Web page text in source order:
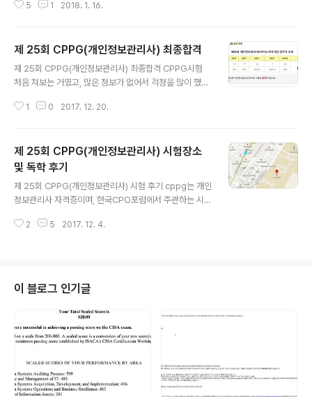
의 보안 전문가들에 의해 발견되었다.구글은 2017년 6월
를 취할 수 있도록 하기 위함이다. 이후 1월 3일 Project
Zero 블로그를 통해 해당 버그를 공개하였다.유형1 boun
ds check bypass (경계검사 우회) CVE-2017-575
-2017-5715 유형3 rogue data cache load (불량데
5 1 2018. 1. 16.
제 25회 CPPG(개인정보관리사) 최종합격
제 25회 CPPG(개인정보관리사) 최종합격 CPPG시험
처음 쳐보는 거였고, 많은 정보가 없어서 걱정을 많이 했지
의 위험이 있었지만 나머지 영역이 캐리해서 통과할 수 있
예측하기 힘든 시험이었습니다. 그래도 턱걸이지만 좋은
결과가 나와서 좋았습니다.CPPG를 준비하면서 개인정보
관련된 법을 알게되었고, 전체적인 흐름을 파악하는데 많
은 도움이 되었습니다.공부방법 및 자세한 후기는 아래의
링크를 참고해주세요.http://jmoon.co.kr/166?catego
ry=636031
1 0 2017. 12. 20.
제 25회 CPPG(개인정보관리사) 시험장소
및 독학 후기
제 25회 CPPG(개인정보관리사) 시험 후기 cppg는 개인
정보관리사 자격증이며, 한국CPO포럼에서 주관하는 시험
고 왔습니다. 시험이 오후에 치뤄져서 조금 일찍 가서 공부
시면 학교 입구 근처에이디야외 카페 1개가 더 있습니다.
여기서 직전까지 공부하다가 들어가셔도 되겠습니다.시험
을 치기전 보안서약서 같이 서약을 하는 내용이 있어서 그
런지 시험에 대한 정보가 다른 자격증보다찾기가 어려웠습
니다. 그래서 처음에 공부 방향을 잡기가 힘들었습니다.개
2 5 2017. 12. 4.
이 블로그 인기글